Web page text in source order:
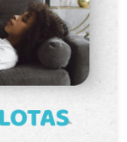
e
das refeições.
ideais para
deseja um
home office.
e